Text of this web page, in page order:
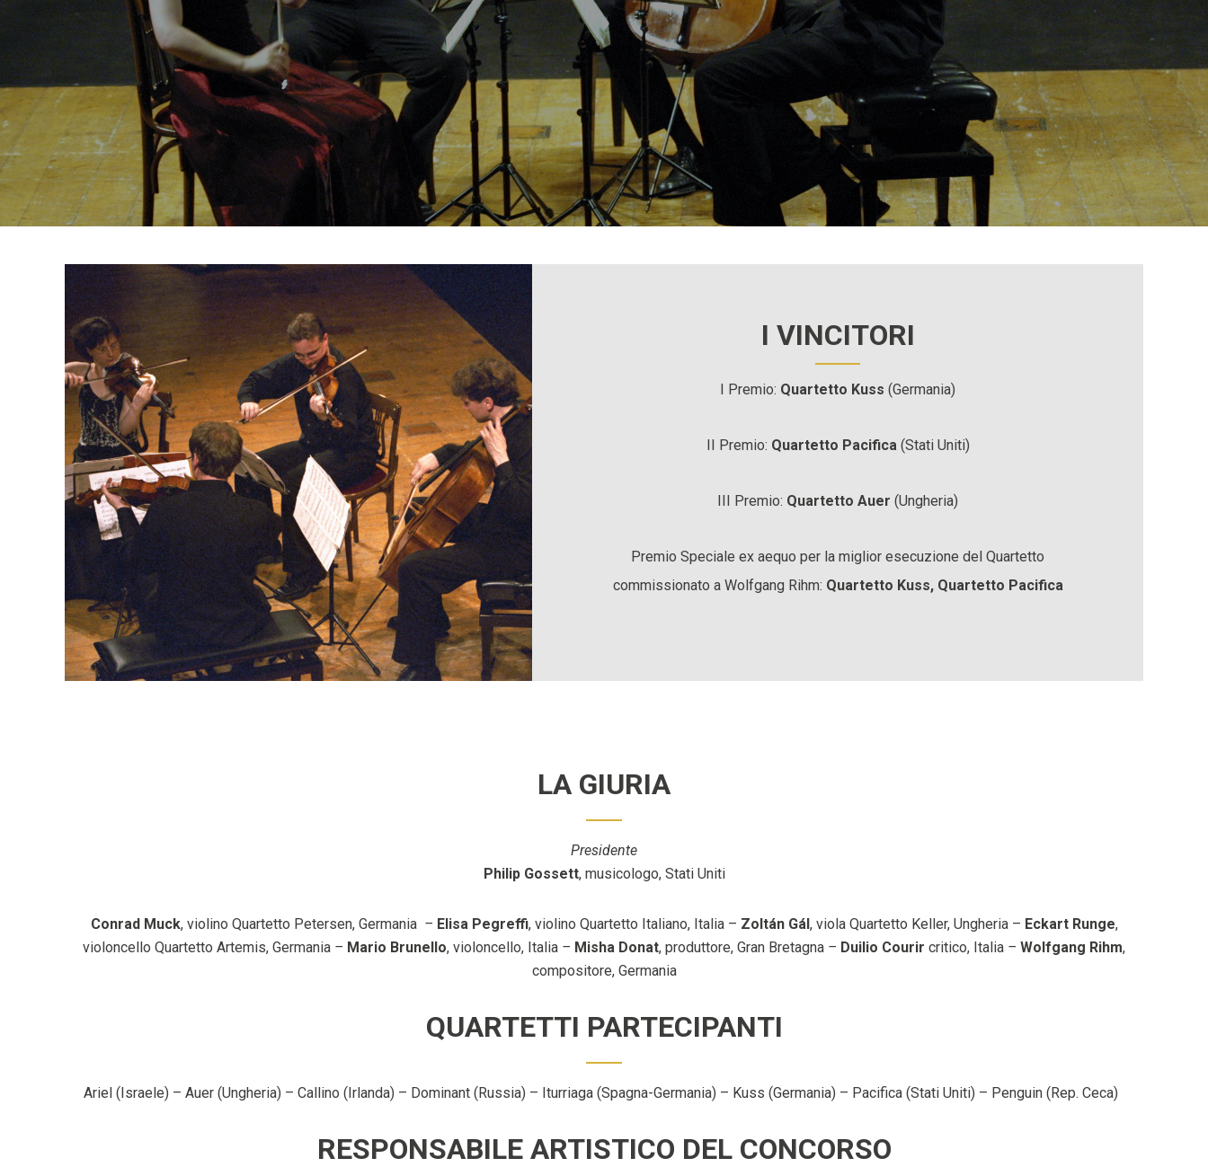
I VINCITORI
I Premio: Quartetto Kuss (Germania)
II Premio: Quartetto Pacifica(Stati Uniti)
III Premio: Quartetto Auer (Ungheria)
Premio Speciale ex aequo per la miglior esecuzione del Quartetto
commissionato a Wolfgang Rihm: Quartetto Kuss, Quartetto Pacifica
LA GIURIA
Presidente
Philip Gossett, musicologo, Stati Uniti
Conrad Muck, violino Quartetto Petersen, Germania – Elisa Pegreffi, violino Quartetto Italiano, Italia – Zoltán Gál, viola Quartetto Keller, Ungheria – Eckart Runge,
violoncello Quartetto Artemis, Germania – Mario Brunello, violoncello, Italia – Misha Donat, produttore, Gran Bretagna – Duilio Courir critico, Italia – Wolfgang Rihm,
compositore, Germania
QUARTETTI PARTECIPANTI
Ariel (Israele) – Auer (Ungheria) – Callino (Irlanda) – Dominant (Russia) – Iturriaga (Spagna-Germania) – Kuss (Germania) – Pacifica (Stati Uniti) – Penguin (Rep. Ceca)
RESPONSABILE ARTISTICO DEL CONCORSO